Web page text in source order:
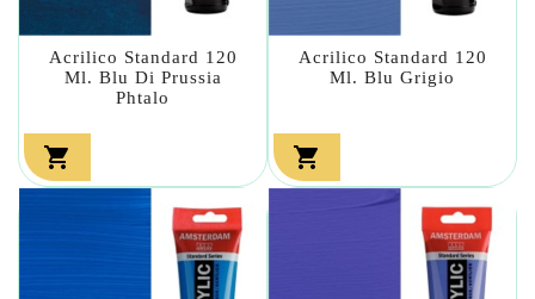
Acrilico Standard 120
Ml. Blu Di Prussia
Phtalo

Acrilico Standard 120
Ml. Blu Grigio
